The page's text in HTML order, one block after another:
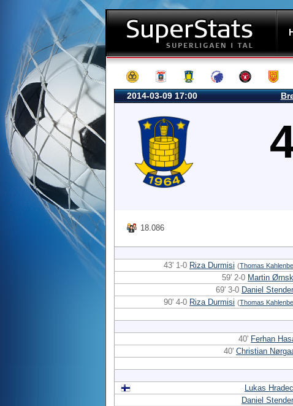
2014-03-09 17:00
18.086
43' 1-0 Riza Durmisi (Thomas
59' 2-0 Martin
69' 3-0 Daniel
90' 4-0 Riza Durmisi (Thomas
40' Ferhan
40' Christian
Lukas
Daniel